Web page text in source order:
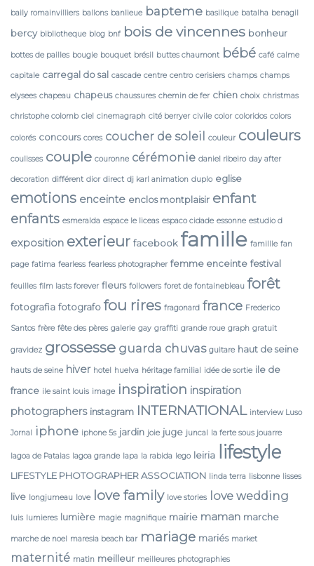
baily romainvilliers ballons banlieue bapteme basilique batalha benagil
bercy bibliotheque blog bnf bois de vincennes bonheur
bottes de pailles bougie bouquet brésil buttes chaumont bébé café calme
capitale carregal do sal cascade centre centro cerisiers champs champs
elysees chapeau chapeus chaussures chemin de fer chien choix christmas
christophe colomb ciel cinemagraph cité berryer civile color coloridos colors
colorés concours cores coucher de soleil couleur couleurs
coulisses couple couronne cérémonie daniel ribeiro day after
decoration différent dior direct dj karl animation duplo eglise
emotions enceinte enclos montplaisir enfant
enfants esmeralda espace le liceas espaco cidade essonne estudio d
exposition exterieur facebook famille famillle fan
page fatima fearless fearless photographer femme enceinte festival
feuilles film lasts forever fleurs followers foret de fontainebleau forêt
fotografia fotografo fou rires fragonard france Frederico
Santos frère fête des pères galerie gay graffiti grande roue graph gratuit
gravidez grossesse guarda chuvas guitare haut de seine
hauts de seine hiver hotel huelva héritage familial idée de sortie ile de
france ile saint louis image inspiration inspiration
photographers instagram INTERNATIONAL interview Luso
Jornal iphone iphone 5s jardin joie juge juncal la ferte sous jouarre
lagoa de Pataias lagoa grande lapa la rabida lego leiria lifestyle
LIFESTYLE PHOTOGRAPHER ASSOCIATION linda terra lisbonne lisses
live longjumeau love love family love stories love wedding
luis lumieres lumière magie magnifique mairie maman marche
marche de noel maresia beach bar mariage mariés market
maternité matin meilleur meilleures photographies